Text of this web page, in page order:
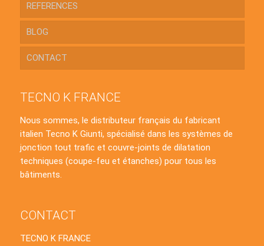
REFERENCES
BLOG
CONTACT
TECNO K FRANCE
Nous sommes, le distributeur français du fabricant
italien Tecno K Giunti, spécialisé dans les systèmes de
jonction tout trafic et couvre-joints de dilatation
techniques (coupe-feu et étanches) pour tous les
bâtiments.
CONTACT
TECNO K FRANCE